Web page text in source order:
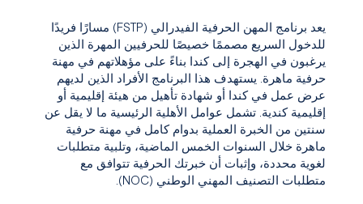
يعد برنامج المهن الحرفية الفيدرالي (FSTP) مسارًا فريدًا
للدخول السريع مصممًا خصيصًا للحرفيين المهرة الذين
يرغبون في الهجرة إلى كندا بناءً على مؤهلاتهم في مهنة
حرفية ماهرة. يستهدف هذا البرنامج الأفراد الذين لديهم
عرض عمل في كندا أو شهادة تأهيل من هيئة إقليمية أو
إقليمية كندية. تشمل عوامل الأهلية الرئيسية ما لا يقل عن
سنتين من الخبرة العملية بدوام كامل في مهنة حرفية
ماهرة خلال السنوات الخمس الماضية، وتلبية متطلبات
لغوية محددة، وإثبات أن خبرتك الحرفية تتوافق مع
متطلبات التصنيف المهني الوطني (NOC).